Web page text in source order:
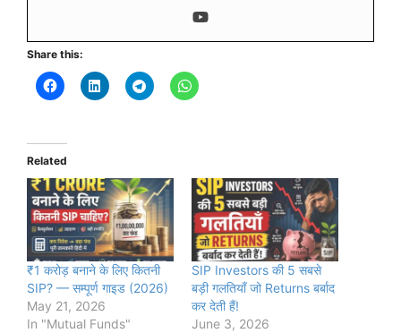
Share this:
Related
₹1 करोड़ बनाने के लिए कितनी
SIP? — सम्पूर्ण गाइड (2026)
May 21, 2026
In "Mutual Funds"
SIP Investors की 5 सबसे
बड़ी गलतियाँ जो Returns बर्बाद
कर देती हैं!
June 3, 2026